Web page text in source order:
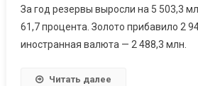
За год резервы выросли на 5 503,3
61,7 процента. Золото прибавило 2
иностранная валюта — 2 488,3 млн.
Читать далее